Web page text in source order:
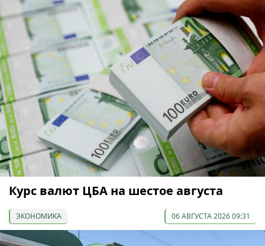
Курс валют ЦБА на шестое августа
ЭКОНОМИКА 06 АВГУСТА 2026 09:31